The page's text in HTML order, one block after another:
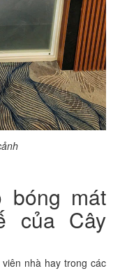
bóng mát
của Cây
nhà hay trong các